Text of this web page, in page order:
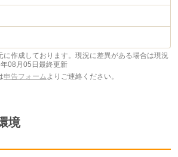
作成しております。現況に差異がある場合は現況
08月05日最終更新
申告フォーム よりご連絡ください。
境